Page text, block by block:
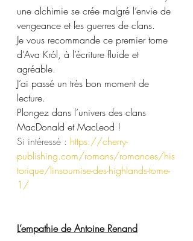
une alchimie se crée malgré l’envie de
vengeance et les guerres de clans.
Je vous recommande ce premier tome
d’Ava Król, à l’écriture fluide et
agréable.
J’ai passé un très bon moment de
lecture.
Plongez dans l’univers des clans
MacDonald et MacLeod !
Si intéressé : https://cherry-
publishing.com/romans/romances/his
torique/linsoumise-des-highlands-tome-
1/
L’empathie de Antoine Renand